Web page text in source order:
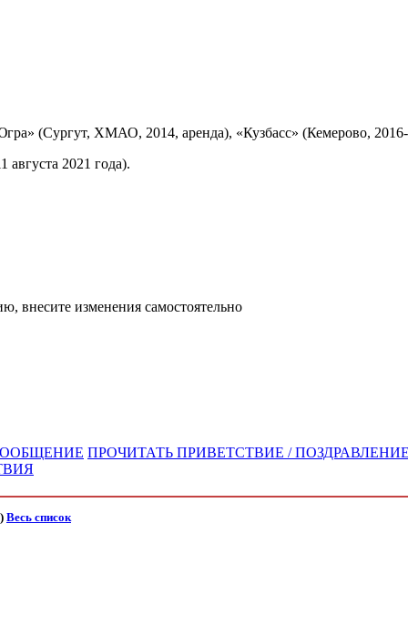
(Сургут, ХМАО, 2014, аренда), «Кузбасс» (Кемерово,
августа 2021 года).
изменения самостоятельно
ПРОЧИТАТЬ ПРИВЕТСТВИЕ /
Весь список